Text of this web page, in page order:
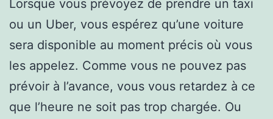
Lorsque vous prévoyez de prendre un taxi
ou un Uber, vous espérez qu’une voiture
sera disponible au moment précis où vous
les appelez. Comme vous ne pouvez pas
prévoir à l’avance, vous vous retardez à ce
que l’heure ne soit pas trop chargée. Ou